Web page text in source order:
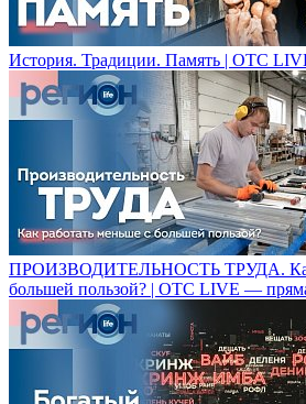
История. Традиции. Память | ОТС
ПРОИЗВОДИТЕЛЬНОСТЬ ТРУДА. Как
большей пользой? | ОТС LIVE —